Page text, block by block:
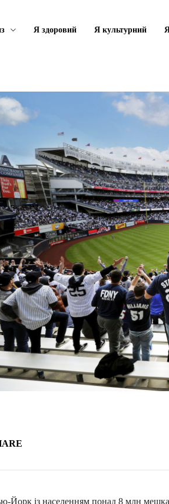
Я здоровий Я культурний
Йорк із населенням понад 8 млн